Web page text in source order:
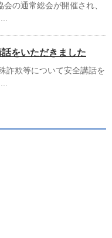
の通常総会が開催され、
をいただきました
詐欺等について安全講話を